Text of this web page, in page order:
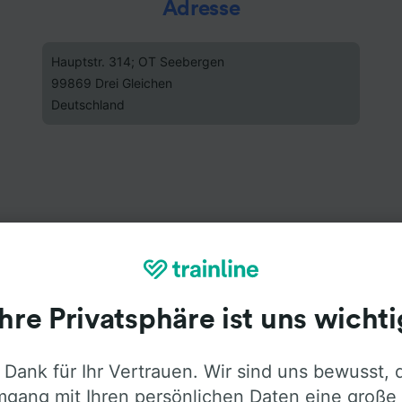
Adresse
Hauptstr. 314; OT Seebergen
99869 Drei Gleichen
Deutschland
Ihre Privatsphäre ist uns
für Ihr Vertrauen. Wir sind uns bewusst,
mit Ihren persönlichen Daten eine große